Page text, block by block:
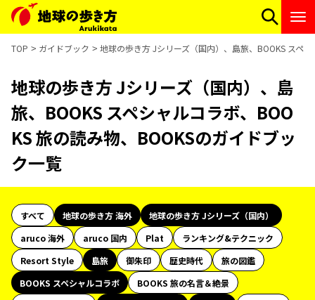
TOP ガイドブック 地球の歩き方 Jシリーズ（国内）、島旅、BOOKS スペ
地球の歩き方 Jシリーズ（国内）、島
旅、BOOKS スペシャルコラボ、BOO
KS 旅の読み物、BOOKSのガイドブッ
ク一覧
すべて 地球の歩き方 海外
地球の歩き方 Jシリーズ（国内）
aruco 海外
aruco 国内 Plat
ランキング&テクニック
Resort Style
島旅 御朱印 歴史時代
旅の図鑑
BOOKS スペシャルコラボ
BOOKS 旅の名言＆絶景